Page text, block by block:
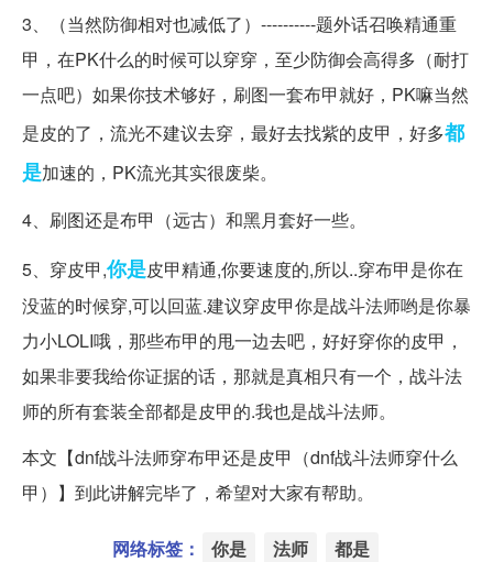
3、（当然防御相对也减低了）----------题外话召唤精通重
甲，在PK什么的时候可以穿穿，至少防御会高得多（耐打
一点吧）如果你技术够好，刷图一套布甲就好，PK嘛当然
是皮的了，流光不建议去穿，最好去找紫的皮甲，好多都
是加速的，PK流光其实很废柴。
4、刷图还是布甲（远古）和黑月套好一些。
5、穿皮甲,你是皮甲精通,你要速度的,所以..穿布甲是你在
没蓝的时候穿,可以回蓝.建议穿皮甲你是战斗法师哟是你暴
力小LOLI哦，那些布甲的甩一边去吧，好好穿你的皮甲，
如果非要我给你证据的话，那就是真相只有一个，战斗法
师的所有套装全部都是皮甲的.我也是战斗法师。
本文【dnf战斗法师穿布甲还是皮甲（dnf战斗法师穿什么
甲）】到此讲解完毕了，希望对大家有帮助。
网络标签： 你是 法师 都是